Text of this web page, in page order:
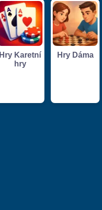
Hry Karetní
hry
Hry Dáma